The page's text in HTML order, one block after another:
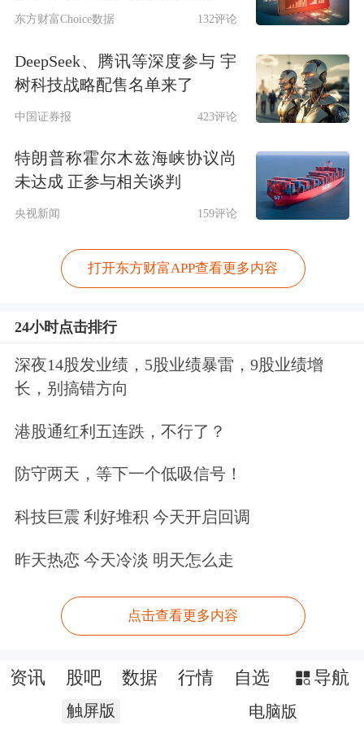
东方财富Choice数据 132评论
DeepSeek、腾讯等深度参与 宇
树科技战略配售名单来了
中国证券报 423评论
特朗普称霍尔木兹海峡协议尚
未达成 正参与相关谈判
央视新闻 159评论
打开东方财富APP查看更多内容
24小时点击排行
深夜14股发业绩，5股业绩暴雷，9股业绩增
长，别搞错方向
港股通红利五连跌，不行了？
防守两天，等下一个低吸信号！
科技巨震 利好堆积 今天开启回调
昨天热恋 今天冷淡 明天怎么走
点击查看更多内容
资讯 股吧 数据 行情 自选 导航
触屏版 电脑版